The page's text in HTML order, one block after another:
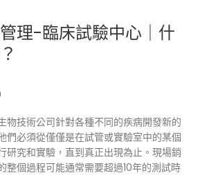
理-臨床試驗中心｜什
物技術公司針對各種不同的疾病開發新的
們必須從僅僅是在試管或實驗室中的某個
研究和實驗，直到真正出現為止。現場銷
整個過程可能通常需要超過10年的測試時